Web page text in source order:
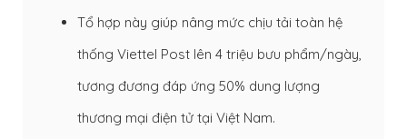
Tổ hợp này giúp nâng mức chịu tải toàn hệ
thống Viettel Post lên 4 triệu bưu phẩm/ngày,
tương đương đáp ứng 50% dung lượng
thương mại điện tử tại Việt Nam.